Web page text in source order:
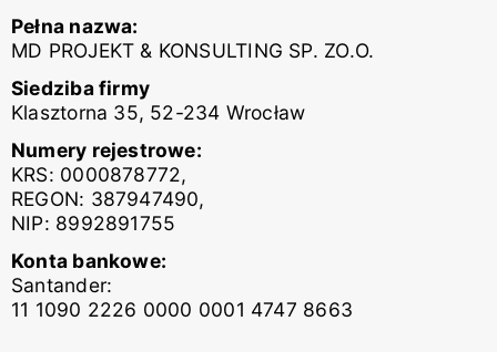
Pełna nazwa:
MD PROJEKT & KONSULTING SP. ZO.O.
Siedziba firmy
Klasztorna 35, 52-234 Wrocław
Numery rejestrowe:
KRS: 0000878772,
REGON: 387947490,
NIP: 8992891755
Konta bankowe:
Santander:
11 1090 2226 0000 0001 4747 8663